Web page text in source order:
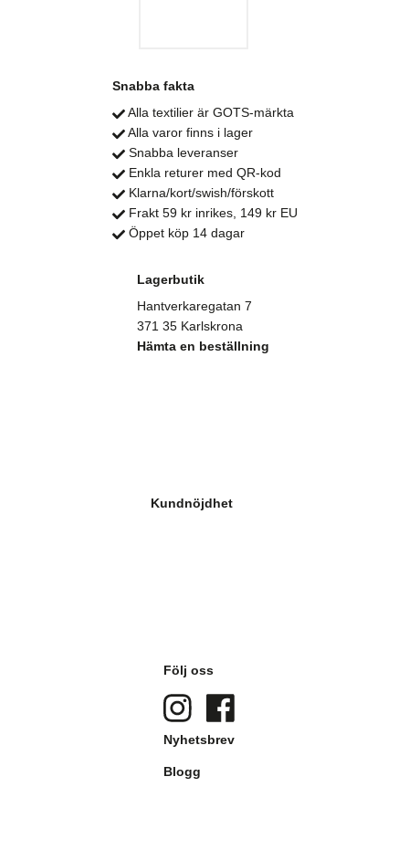
Snabba fakta
Alla textilier är GOTS-märkta
Alla varor finns i lager
Snabba leveranser
Enkla returer med QR-kod
Klarna/kort/swish/förskott
Frakt 59 kr inrikes, 149 kr EU
Öppet köp 14 dagar
Lagerbutik
Hantverkaregatan 7
371 35 Karlskrona
Hämta en beställning
Kundnöjdhet
Följ oss
Nyhetsbrev
Blogg